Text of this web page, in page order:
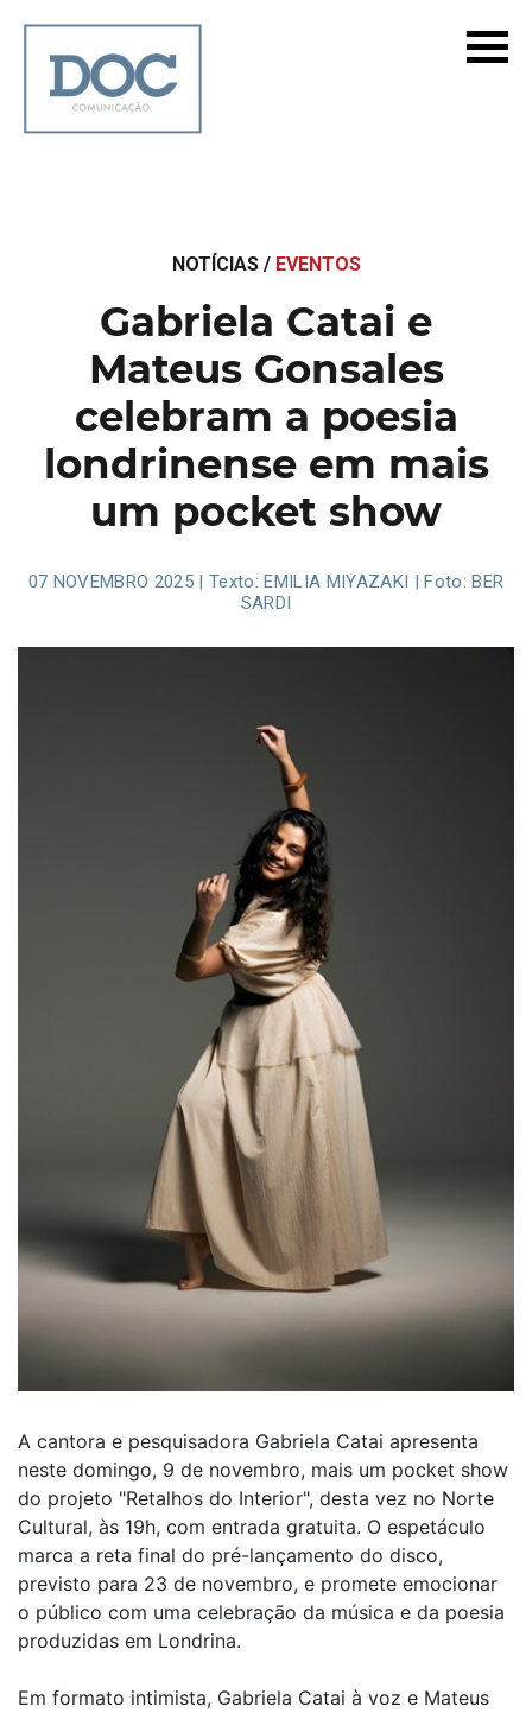
NOTÍCIAS / EVENTOS
Gabriela Catai e
Mateus Gonsales
celebram a poesia
londrinense em mais
um pocket show
07 NOVEMBRO 2025 | Texto: EMILIA MIYAZAKI | Foto: BER
SARDI
A cantora e pesquisadora Gabriela Catai apresenta
neste domingo, 9 de novembro, mais um pocket show
do projeto "Retalhos do Interior", desta vez no Norte
Cultural, às 19h, com entrada gratuita. O espetáculo
marca a reta final do pré-lançamento do disco,
previsto para 23 de novembro, e promete emocionar
o público com uma celebração da música e da poesia
produzidas em Londrina.
Em formato intimista, Gabriela Catai à voz e Mateus